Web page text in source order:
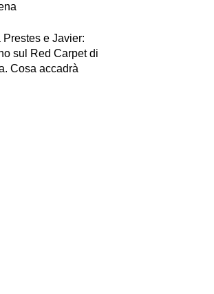
Prestes e Javier:
sul Red Carpet di
Cosa accadrà